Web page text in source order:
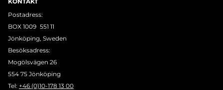
Postadress:
BOX 1009 551 11
Jönköping, Sweden
Besöksadress:
Mogölsvägen 26
554 75 Jönköping
Tel: +46 (0)10-178 13 00